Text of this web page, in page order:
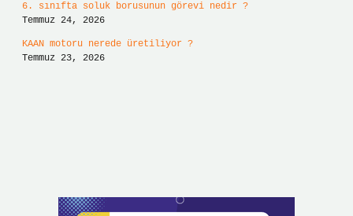
6. sınıfta soluk borusunun görevi nedir ?
Temmuz 24, 2026
KAAN motoru nerede üretiliyor ?
Temmuz 23, 2026